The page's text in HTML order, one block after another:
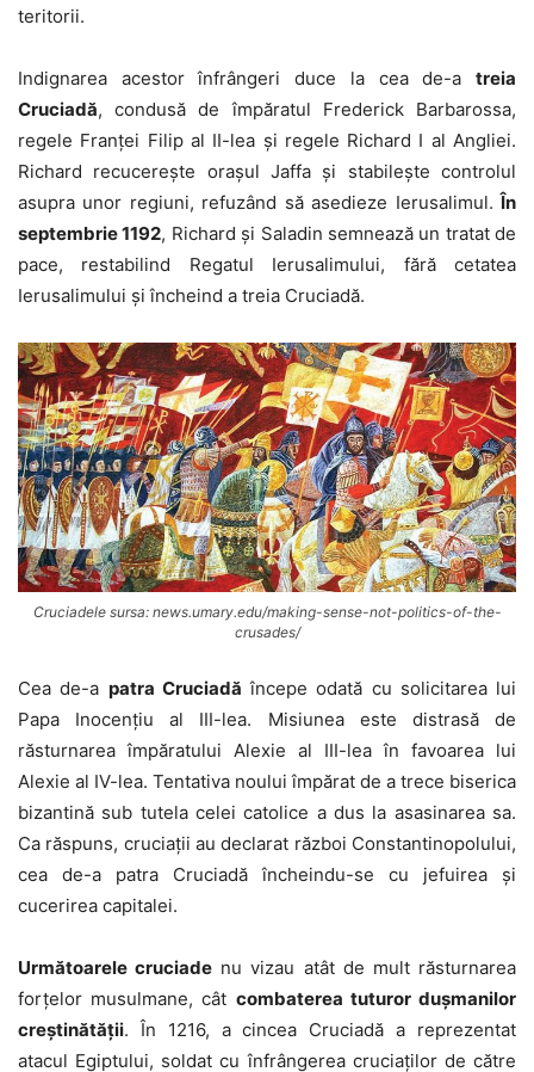
teritorii.
Indignarea acestor înfrângeri duce la cea de-a treia
Cruciadă, condusă de împăratul Frederick Barbarossa,
regele Franței Filip al II-lea și regele Richard I al Angliei.
Richard recucerește orașul Jaffa și stabilește controlul
asupra unor regiuni, refuzând să asedieze Ierusalimul.În
septembrie 1192, Richard și Saladin semnează un tratat de
pace, restabilind Regatul Ierusalimului, fără cetatea
Ierusalimului și încheind a treia Cruciadă.
Cruciadele sursa: news.umary.edu/making-sense-not-politics-of-the-
crusades/
Cea de-a patra Cruciadă începe odată cu solicitarea lui
Papa Inocențiu al III-lea. Misiunea este distrasă de
răsturnarea împăratului Alexie al III-lea în favoarea lui
Alexie al IV-lea. Tentativa noului împărat de a trece biserica
bizantină sub tutela celei catolice a dus la asasinarea sa.
Ca răspuns, cruciații au declarat război Constantinopolului,
cea de-a patra Cruciadă încheindu-se cu jefuirea și
cucerirea capitalei.
Următoarele cruciade nu vizau atât de mult răsturnarea
forțelor musulmane, cât combaterea tuturor dușmanilor
creștinătății. În 1216, a cincea Cruciadă a reprezentat
atacul Egiptului, soldat cu înfrângerea cruciaților de către